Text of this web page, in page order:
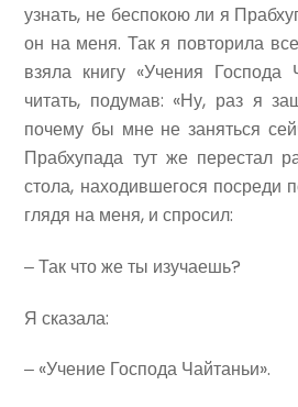
узнать, не беспокою ли я
он на меня. Так я повторила
взяла книгу «Учения Господа
читать, подумав: «Ну, раз я
почему бы мне не заняться
Прабхупада тут же перестал
стола, находившегося посреди
глядя на меня, и спросил:
‒ Так что же ты изучаешь?
Я сказала:
‒ «Учение Господа Чайтаньи».